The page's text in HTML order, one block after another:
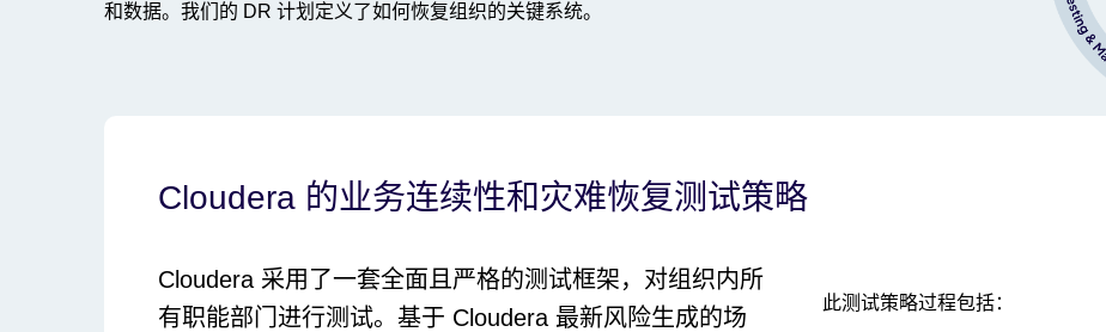
和数据。我们的 DR 计划定义了如何恢复组织的关键系统。
Cloudera 的业务连续性和灾难恢复测试策略
Cloudera 采用了一套全面且严格的测试框架，对组织内所
有职能部门进行测试。基于 Cloudera 最新风险生成的场
此测试策略过程包括：